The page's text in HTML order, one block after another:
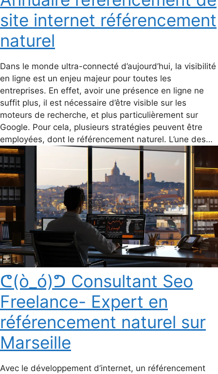
site internet référencement
naturel
Dans le monde ultra-connecté d’aujourd’hui, la visibilité
en ligne est un enjeu majeur pour toutes les
entreprises. En effet, avoir une présence en ligne ne
suffit plus, il est nécessaire d’être visible sur les
moteurs de recherche, et plus particulièrement sur
Google. Pour cela, plusieurs stratégies peuvent être
employées, dont le référencement naturel. L’une des…
ᕦ(ò_ó)ᕤ Consultant Seo
Freelance- Expert en
référencement naturel sur
Marseille
Avec le développement d’internet, un référencement